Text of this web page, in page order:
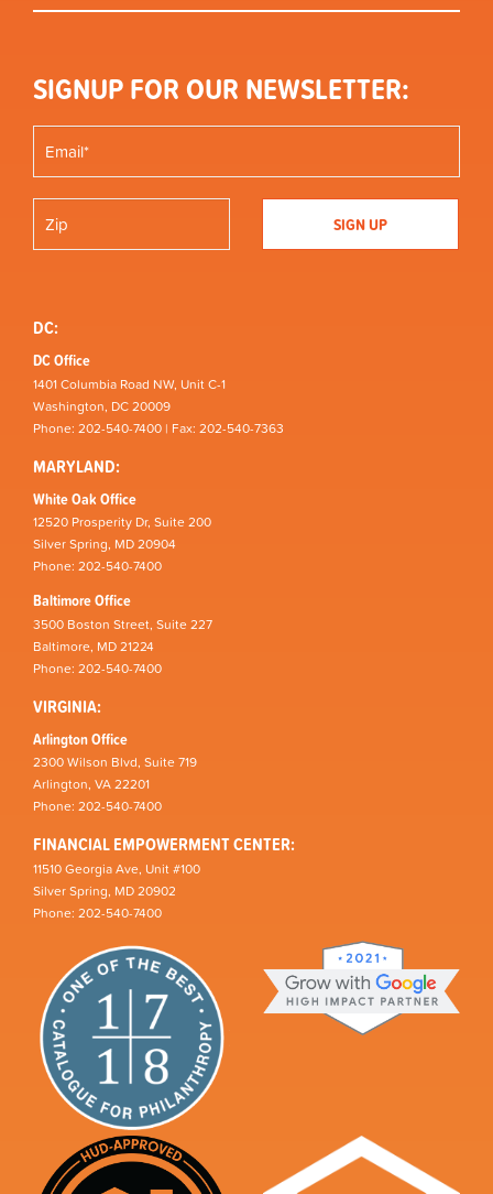
SIGNUP FOR OUR NEWSLETTER:
DC:
DC Office
1401 Columbia Road NW, Unit C-1
Washington, DC 20009
Phone: 202-540-7400 | Fax: 202-540-7363
MARYLAND:
White Oak Office
12520 Prosperity Dr, Suite 200
Silver Spring, MD 20904
Phone: 202-540-7400
Baltimore Office
3500 Boston Street, Suite 227
Baltimore, MD 21224
Phone: 202-540-7400
VIRGINIA:
Arlington Office
2300 Wilson Blvd, Suite 719
Arlington, VA 22201
Phone: 202-540-7400
FINANCIAL EMPOWERMENT CENTER:
11510 Georgia Ave, Unit #100
Silver Spring, MD 20902
Phone: 202-540-7400